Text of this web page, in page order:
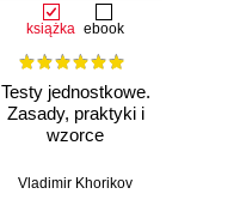
książka ebook
Testy jednostkowe.
Zasady, praktyki i
wzorce
Vladimir Khorikov